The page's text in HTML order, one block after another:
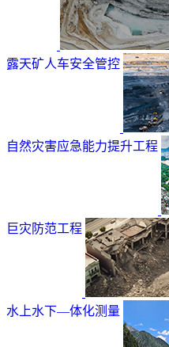
露天矿人车安全管控
自然灾害应急能力提升工程
巨灾防范工程
水上水下—体化测量